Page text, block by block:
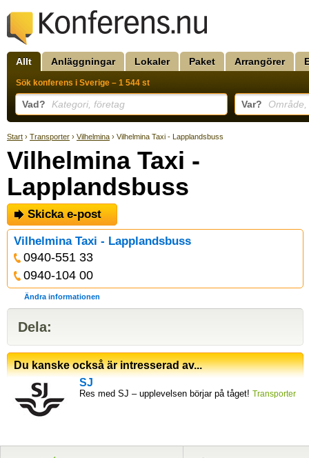
Allt Anläggningar Lokaler Paket Arrangörer
Sök konferens i Sverige – 1 544 st
Vad? Kategori, företag Var?
Start › Transporter › Vilhelmina › Vilhelmina Taxi - Lapplandsbuss
Vilhelmina Taxi -
Lapplandsbuss
Skicka e-post
Vilhelmina Taxi - Lapplandsbuss
0940-551 33
0940-104 00
Ändra informationen
Dela:
Du kanske också är intresserad av...
SJ
Res med SJ – upplevelsen börjar på tåget! Transporter